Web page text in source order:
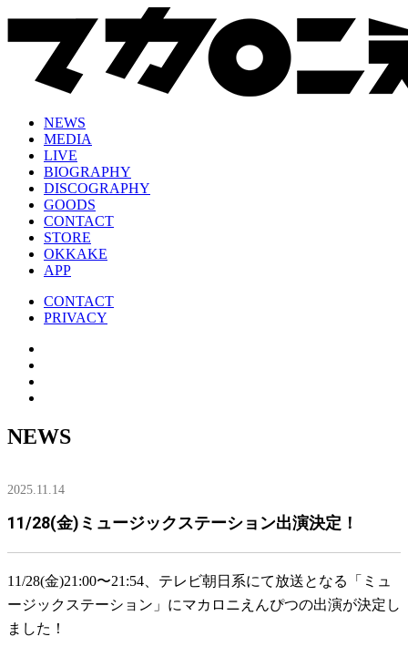
NEWS
MEDIA
LIVE
BIOGRAPHY
DISCOGRAPHY
GOODS
CONTACT
STORE
OKKAKE
APP
CONTACT
PRIVACY
NEWS
2025.11.14
11/28(金)ミュージックステーション出演決定！
11/28(金)21:00〜21:54、テレビ朝日系にて放送となる「ミュ
ージックステーション」にマカロニえんぴつの出演が決定し
ました！